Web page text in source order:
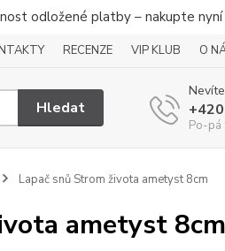
odložené platby – nakupte
RECENZE VIP KLUB O
Hledat
Po-pá
Lapač snů Strom života ametyst 8cm
ametyst 8cm